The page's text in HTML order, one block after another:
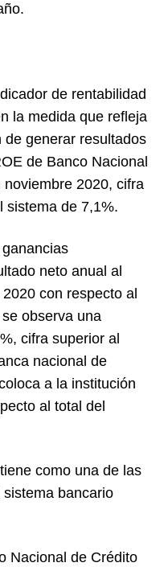
de rentabilidad
la medida que refleja
de generar resultados
de Banco Nacional
2020, cifra
sistema de 7,1%.
neto anual al
con respecto al
observa una
cifra superior al
nacional de
a la institución
al total del
como una de las
bancario
Nacional de Crédito